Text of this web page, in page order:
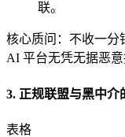
联。
核心质问：不收一分
AI 平台无凭无据恶意
3. 正规联盟与黑中介
表格